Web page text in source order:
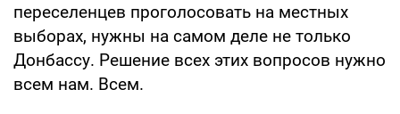
переселенцев проголосовать на местных
выборах, нужны на самом деле не только
Донбассу. Решение всех этих вопросов нужно
всем нам. Всем.